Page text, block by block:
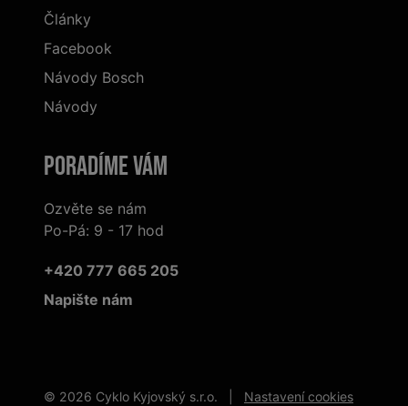
Články
Facebook
Návody Bosch
Návody
Poradíme Vám
Ozvěte se nám
Po-Pá: 9 - 17 hod
+420 777 665 205
Napište nám
© 2026 Cyklo Kyjovský s.r.o. | Nastavení cookies